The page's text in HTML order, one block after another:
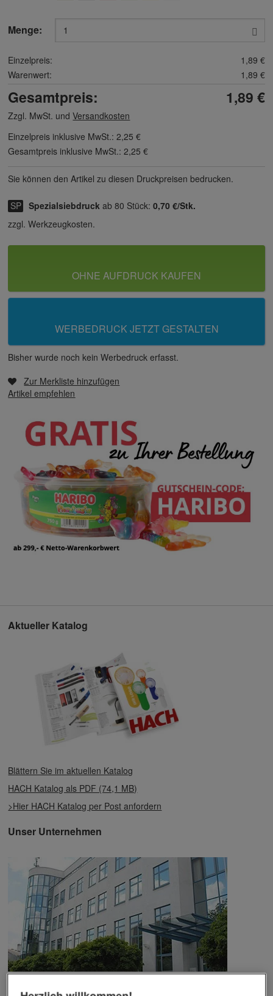
Menge:
Einzelpreis:
1,89 €
Warenwert:
1,89 €
Gesamtpreis: 1,89 €
Zzgl. MwSt. undVersandkosten
Einzelpreis inklusive MwSt.:2,25 €
Gesamtpreis inklusive MwSt.:2,25 €
Sie können den Artikel zu diesen Druck­preisen bedrucken.
Spezialsiebdruck ab 80 Stück:0,70 €/Stk.
zzgl. Werkzeugkosten.
OHNE AUFDRUCK KAUFEN
WERBEDRUCK JETZT GESTALTEN
Bisher wurde noch kein Werbedruck erfasst.
Zur Merkliste hinzufügen
Artikel empfehlen
Aktueller Katalog
Blättern Sie im aktuellen Katalog
HACH Katalog als PDF (74,1 MB)
>Hier HACH Katalog per Post anfordern
Unser Unternehmen
Das Unternehmen verfügt über jahrzehntelange Erfahrung im